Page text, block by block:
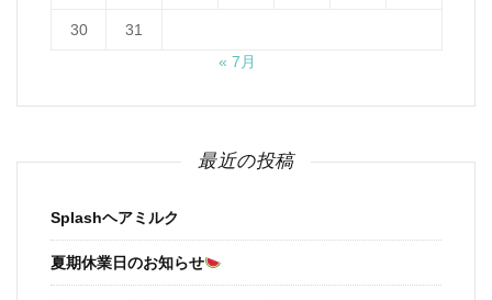
30
31
« 7月
最近の投稿
Splashヘアミルク
夏期休業日のお知らせ